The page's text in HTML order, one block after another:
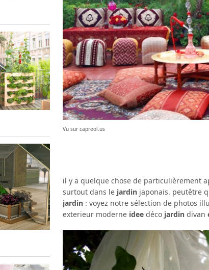
Vu sur capreol.us
il y a quelque chose de particulièrement
surtout dans le jardin japonais. peutêtre
jardin : voyez notre sélection de photos
exterieur moderne idee déco jardin divan